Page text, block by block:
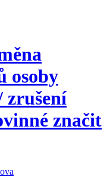
osoby
zrušení
značit